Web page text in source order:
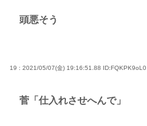
頭悪そう
19 : 2021/05/07(金) 19:16:51.88 ID:FQKPK9oL0
菅「仕入れさせへんで」